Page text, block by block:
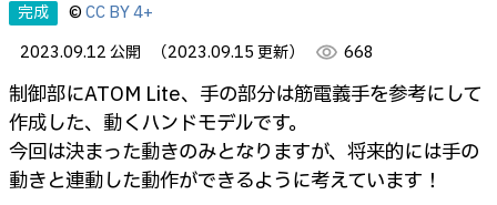
完成 ©CC BY 4+
2023.09.12 公開
（2023.09.15 更新） visibility 668
制御部にATOM Lite、手の部分は筋電義手を参考にして
作成した、動くハンドモデルです。
今回は決まった動きのみとなりますが、将来的には手の
動きと連動した動作ができるように考えています！